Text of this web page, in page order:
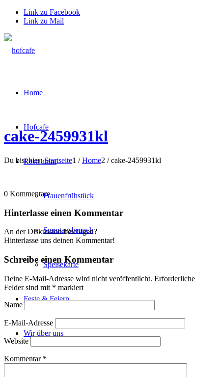
Link zu Facebook
Link zu Mail
Home
Hofcafe
Restaurant
Frauenfrühstück
Sonntagsbrunch
Speisekarte
Feste & Feiern
Wir über uns
cake-2459931kl
Du bist hier: Startseite1 / Home2 / cake-2459931kl
0 Kommentare
Hinterlasse einen Kommentar
An der Diskussion beteiligen?
Hinterlasse uns deinen Kommentar!
Schreibe einen Kommentar
Deine E-Mail-Adresse wird nicht veröffentlicht. Erforderliche
Felder sind mit * markiert
Name
E-Mail-Adresse
Website
Kommentar *